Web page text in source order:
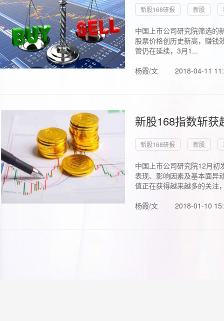
新股168研报 新股
中国上市公司研究院筛选的
股票价格创历史新高，赚钱
管仍在延续，3月1...
杨霞/文
2018-04-11
新股168指数斩
新股168研报 新股
中国上市公司研究院12月初
表现、影响因素及基本面异
值正在获得越来越多的关注
杨霞/文
2018-01-10